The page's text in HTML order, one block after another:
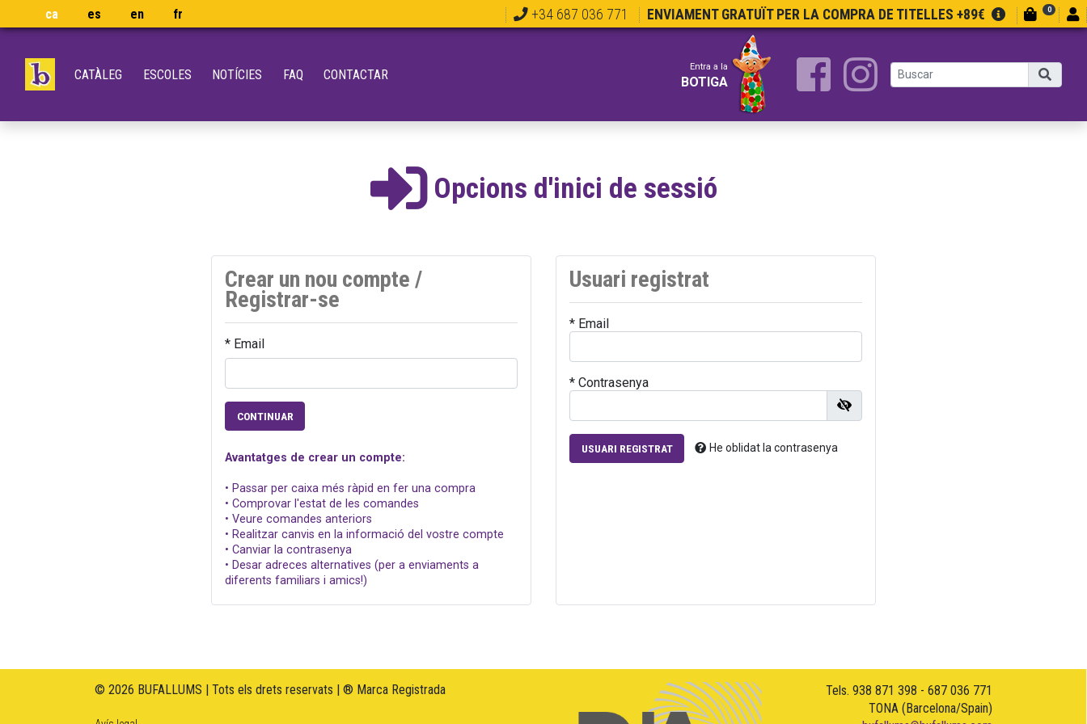
ca es en fr +34 687 036 771 ENVIAMENT GRATUÏT PER LA COMPRA DE TITELLES +89€ 0
CATÀLEG ESCOLES NOTÍCIES FAQ CONTACTAR Entra a la
BOTIGA
Opcions d'inici de sessió
Crear un nou compte /
Registrar-se
* Email
CONTINUAR
Avantatges de crear un compte:
• Passar per caixa més ràpid en fer una compra
• Comprovar l'estat de les comandes
• Veure comandes anteriors
• Realitzar canvis en la informació del vostre compte
• Canviar la contrasenya
• Desar adreces alternatives (per a enviaments a
diferents familiars i amics!)
Usuari registrat
* Email
* Contrasenya
USUARI REGISTRAT He oblidat la contrasenya
© 2026 BUFALLUMS | Tots els drets reservats | ® Marca Registrada
Tels. 938 871 398 - 687 036 771
TONA (Barcelona/Spain)